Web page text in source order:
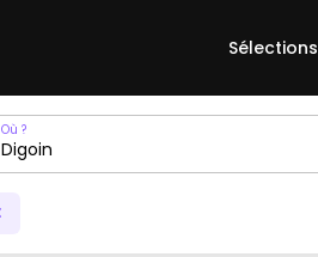
Sélections
Où ?